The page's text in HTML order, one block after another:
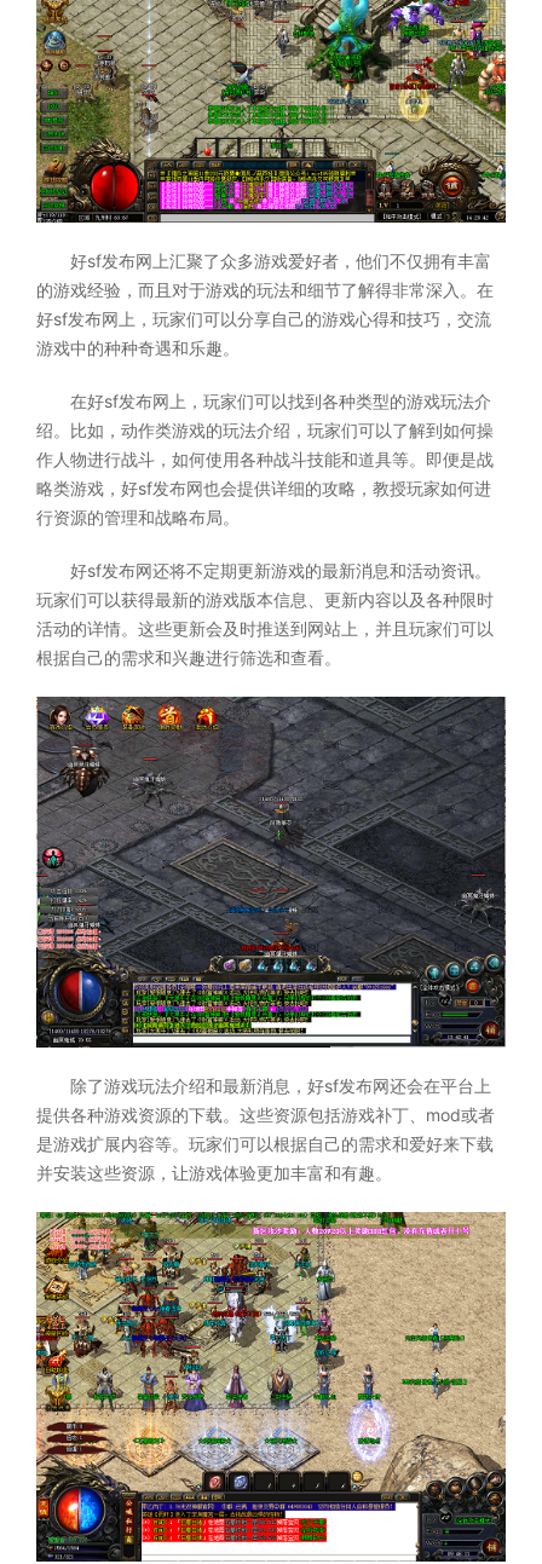
好sf发布网上汇聚了众多游戏爱好者，他们不仅拥有丰富
的游戏经验，而且对于游戏的玩法和细节了解得非常深入。在
好sf发布网上，玩家们可以分享自己的游戏心得和技巧，交流
游戏中的种种奇遇和乐趣。
在好sf发布网上，玩家们可以找到各种类型的游戏玩法介
绍。比如，动作类游戏的玩法介绍，玩家们可以了解到如何操
作人物进行战斗，如何使用各种战斗技能和道具等。即便是战
略类游戏，好sf发布网也会提供详细的攻略，教授玩家如何进
行资源的管理和战略布局。
好sf发布网还将不定期更新游戏的最新消息和活动资讯。
玩家们可以获得最新的游戏版本信息、更新内容以及各种限时
活动的详情。这些更新会及时推送到网站上，并且玩家们可以
根据自己的需求和兴趣进行筛选和查看。
除了游戏玩法介绍和最新消息，好sf发布网还会在平台上
提供各种游戏资源的下载。这些资源包括游戏补丁、mod或者
是游戏扩展内容等。玩家们可以根据自己的需求和爱好来下载
并安装这些资源，让游戏体验更加丰富和有趣。